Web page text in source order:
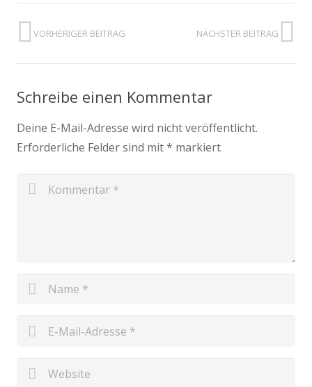
VORHERIGER BEITRAG NÄCHSTER BEITRAG
Schreibe einen Kommentar
Deine E-Mail-Adresse wird nicht veröffentlicht.
Erforderliche Felder sind mit* markiert